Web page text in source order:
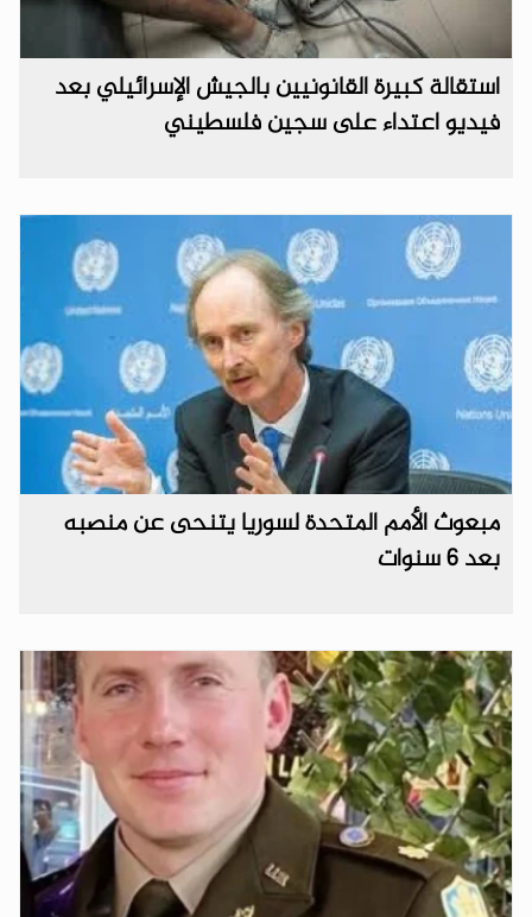
استقالة كبيرة القانونيين بالجيش الإسرائيلي بعد
فيديو اعتداء على سجين فلسطيني
مبعوث الأمم المتحدة لسوريا يتنحى عن منصبه
بعد 6 سنوات